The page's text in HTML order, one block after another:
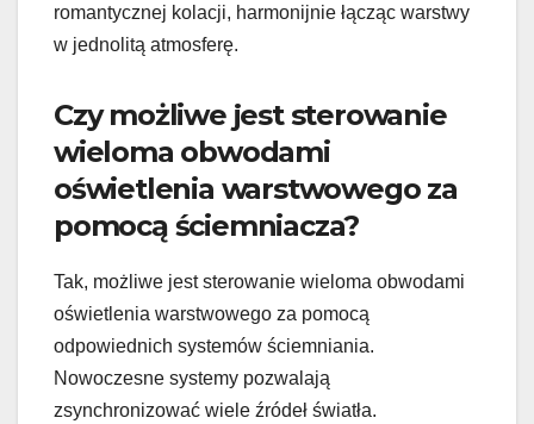
romantycznej kolacji, harmonijnie łącząc warstwy
w jednolitą atmosferę.
Czy możliwe jest sterowanie
wieloma obwodami
oświetlenia warstwowego za
pomocą ściemniacza?
Tak, możliwe jest sterowanie wieloma obwodami
oświetlenia warstwowego za pomocą
odpowiednich systemów ściemniania.
Nowoczesne systemy pozwalają
zsynchronizować wiele źródeł światła.